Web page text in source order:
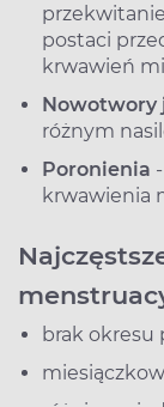
postaci
krwawień
Nowotwory
różnym
Poronienia
krwawienia
brak okresu